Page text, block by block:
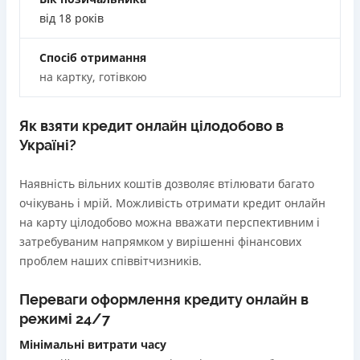
Вся інформація про кредит
ОТРИМАТИ ПОЗИКУ
застави та поручителів;
Процес повністю автоматизований і займає до 5
Видача коштів відбувається цілодобово по всій
території України;
Недоліки
Нема програми лояльності для постійних клієнтів
Немає цілодобової підтримки
Telegram, Facebook
Погашення
Оплата на розрахунковий рахунок
Через термінали Приватбанку
Через термінали самообслуговування
Ліцензія НБУ
від 18 років
Спосіб отримання
на картку, готівкою
Як взяти кредит онлайн цілодобово в
Україні?
Наявність вільних коштів дозволяє втілювати багато
очікувань і мрій. Можливість отримати кредит онлайн
на карту цілодобово можна вважати перспективним і
затребуваним напрямком у вирішенні фінансових
проблем наших співвітчизників.
Переваги оформлення кредиту онлайн в
режимі 24/7
Мінімальні витрати часу